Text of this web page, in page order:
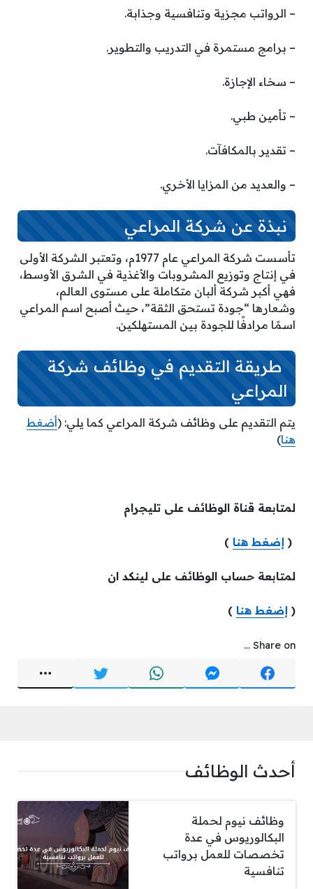
– الرواتب مجزية وتنافسية وجذابة.
– برامج مستمرة في التدريب والتطوير.
– سخاء الإجازة.
– تأمين طبي.
– تقدير بالمكافآت.
– والعديد من المزايا الأخري.
نبذة عن شركة المراعي
تأسست شركة المراعي عام 1977م، وتعتبر الشركة الأولى
في إنتاج وتوزيع المشروبات والأغذية في الشرق الأوسط،
فهي أكبر شركة ألبان متكاملة على مستوى العالم،
وشعارها “جودة تستحق الثقة”، حيث أصبح اسم المراعي
اسمًا مرادفًا للجودة بين المستهلكين.
طريقة التقديم في وظائف شركة
المراعي
يتم التقديم على وظائف شركة المراعي كما يلي: (أضغط
هنا)
لمتابعة قناة الوظائف على تليجرام
( إضغط هنا )
لمتابعة حساب الوظائف على لينكد ان
( إضغط هنا )
Share on ...
أحدث الوظائف
وظائف نيوم لحملة
البكالوريوس في عدة
تخصصات للعمل برواتب
تنافسية